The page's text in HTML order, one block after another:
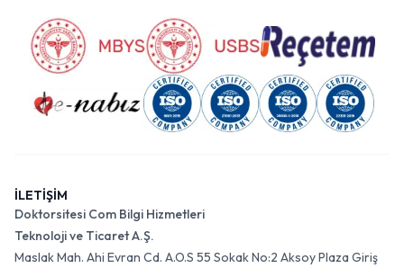
İLETİŞİM
Doktorsitesi Com Bilgi Hizmetleri
Teknoloji ve Ticaret A.Ş.
Maslak Mah. Ahi Evran Cd. A.O.S 55 Sokak No:2 Aksoy Plaza Giriş